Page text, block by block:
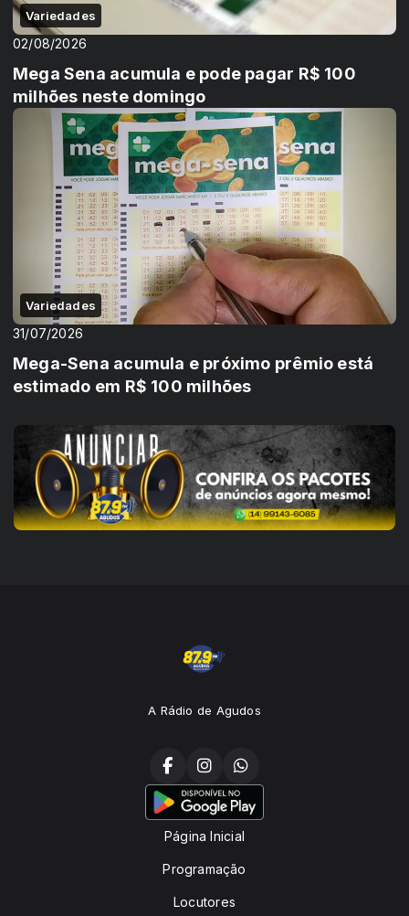
Variedades
02/08/2026
Mega Sena acumula e pode pagar R$ 100
milhões neste domingo
Variedades
31/07/2026
Mega-Sena acumula e próximo prêmio está
estimado em R$ 100 milhões
A Rádio de Agudos
Página Inicial
Programação
Locutores